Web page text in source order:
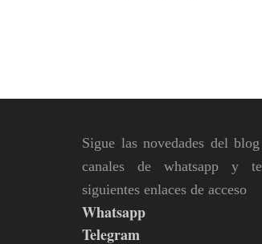
Sigue las novedades del
canales de whatsapp y
siguientes enlaces de acceso
Whatsapp
Telegram